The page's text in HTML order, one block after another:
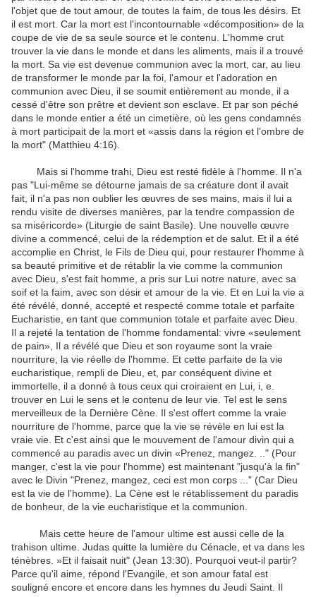
l'objet que de tout amour, de toutes la faim, de tous les désirs. Et
il est mort. Car la mort est l'incontournable «décomposition» de la
coupe de vie de sa seule source et le contenu. L'homme crut
trouver la vie dans le monde et dans les aliments, mais il a trouvé
la mort. Sa vie est devenue communion avec la mort, car, au lieu
de transformer le monde par la foi, l'amour et l'adoration en
communion avec Dieu, il se soumit entièrement au monde, il a
cessé d'être son prêtre et devient son esclave. Et par son péché
dans le monde entier a été un cimetière, où les gens condamnés
à mort participait de la mort et «assis dans la région et l'ombre de
la mort" (Matthieu 4:16).
Mais si l'homme trahi, Dieu est resté fidèle à l'homme. Il n'a
pas "Lui-même se détourne jamais de sa créature dont il avait
fait, il n'a pas non oublier les œuvres de ses mains, mais il lui a
rendu visite de diverses manières, par la tendre compassion de
sa miséricorde» (Liturgie de saint Basile). Une nouvelle œuvre
divine a commencé, celui de la rédemption et de salut. Et il a été
accomplie en Christ, le Fils de Dieu qui, pour restaurer l'homme à
sa beauté primitive et de rétablir la vie comme la communion
avec Dieu, s'est fait homme, a pris sur Lui notre nature, avec sa
soif et la faim, avec son désir et amour de la vie. Et en Lui la vie a
été révélé, donné, accepté et respecté comme totale et parfaite
Eucharistie, en tant que communion totale et parfaite avec Dieu.
Il a rejeté la tentation de l'homme fondamental: vivre «seulement
de pain», Il a révélé que Dieu et son royaume sont la vraie
nourriture, la vie réelle de l'homme. Et cette parfaite de la vie
eucharistique, rempli de Dieu, et, par conséquent divine et
immortelle, il a donné à tous ceux qui croiraient en Lui, i, e.
trouver en Lui le sens et le contenu de leur vie. Tel est le sens
merveilleux de la Dernière Cène. Il s'est offert comme la vraie
nourriture de l'homme, parce que la vie se révèle en lui est la
vraie vie. Et c'est ainsi que le mouvement de l'amour divin qui a
commencé au paradis avec un divin «Prenez, mangez. .." (Pour
manger, c'est la vie pour l'homme) est maintenant "jusqu'à la fin"
avec le Divin "Prenez, mangez, ceci est mon corps ..." (Car Dieu
est la vie de l'homme). La Cène est le rétablissement du paradis
de bonheur, de la vie eucharistique et la communion.
Mais cette heure de l'amour ultime est aussi celle de la
trahison ultime. Judas quitte la lumière du Cénacle, et va dans les
ténèbres. »Et il faisait nuit" (Jean 13:30). Pourquoi veut-il partir?
Parce qu'il aime, répond l'Evangile, et son amour fatal est
souligné encore et encore dans les hymnes du Jeudi Saint. Il